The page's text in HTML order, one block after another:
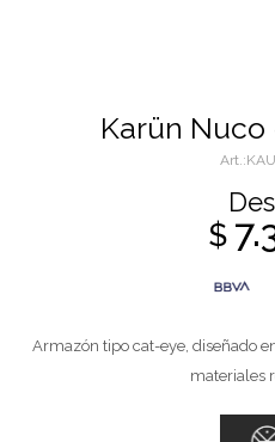
Karün
$
Armazón tipo cat-eye, diseñado
materiales